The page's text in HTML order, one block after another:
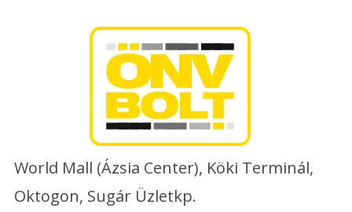
World Mall (Ázsia Center), Köki Terminál,
Oktogon, Sugár Üzletkp.